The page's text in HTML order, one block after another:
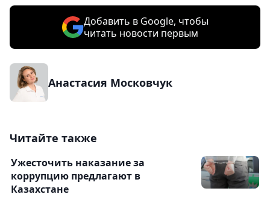
Добавить в Google, чтобы
читать новости первым
Анастасия Московчук
Читайте также
Ужесточить наказание за
коррупцию предлагают в
Казахстане